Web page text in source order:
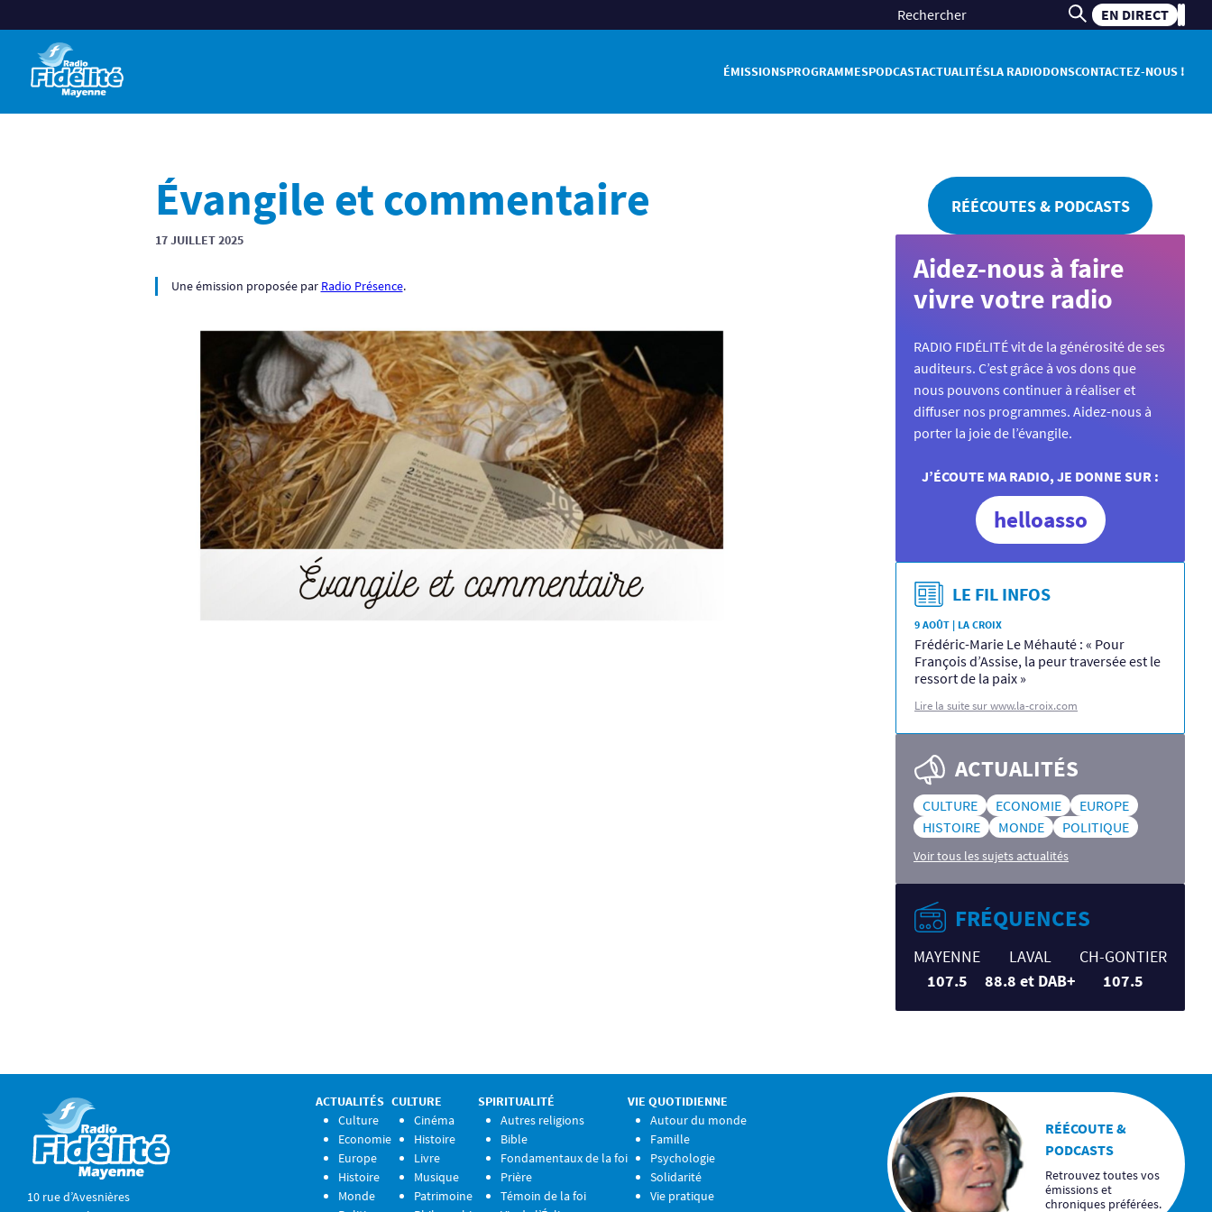
EN DIRECT
ÉMISSIONSPROGRAMMESPODCASTACTUALITÉSLA RADIODONSCONTACTEZ-NOUS !
Évangile et commentaire
17 JUILLET 2025
Une émission proposée par Radio Présence.
RÉÉCOUTES & PODCASTS
Aidez-nous à faire
vivre votre radio
RADIO FIDÉLITÉ vit de la générosité de ses
auditeurs. C’est grâce à vos dons que
nous pouvons continuer à réaliser et
diffuser nos programmes. Aidez-nous à
porter la joie de l’évangile.
J’ÉCOUTE MA RADIO, JE DONNE SUR :
helloasso
LE FIL INFOS
9 AOÛT | LA CROIX
Frédéric-Marie Le Méhauté : « Pour
François d’Assise, la peur traversée est le
ressort de la paix »
Lire la suite sur www.la-croix.com
ACTUALITÉS
CULTURE ECONOMIE
EUROPE
HISTOIRE
MONDE POLITIQUE
Voir tous les sujets actualités
FRÉQUENCES
MAYENNE
107.5
LAVAL
88.8 et DAB+
CH-GONTIER
107.5
10 rue d’Avesnières
ACTUALITÉS
Culture
Economie
Europe
Histoire
Monde
CULTURE
Cinéma
Histoire
Livre
Musique
Patrimoine
SPIRITUALITÉ
Autres religions
Bible
Fondamentaux de la foi
Prière
Témoin de la foi
VIE QUOTIDIENNE
Autour du monde
Famille
Psychologie
Solidarité
Vie pratique
RÉÉCOUTE &
PODCASTS
Retrouvez toutes vos
émissions et
chroniques préférées.